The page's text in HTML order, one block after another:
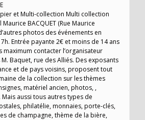
et Multi-collection Multi collection
BACQUET (Rue Maurice
photos des événements en
Entrée payante 2€ et moins de 14 ans
maximum contacter l’organisateur
Baquet, rue des Alliés. Des exposants
et de pays voisins, proposent tout
de la collection sur les thèmes
matériel ancien, photos, ,
aussi tous autres types de
philatélie, monnaies, porte-clés,
de champagne, thème de la bière,